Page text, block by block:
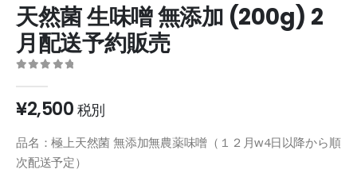
天然菌 生味噌 無添加 (200g) 2
月配送予約販売
¥2,500 税別
品名：極上天然菌 無添加無農薬味噌（１２月w4日以降から順
次配送予定）